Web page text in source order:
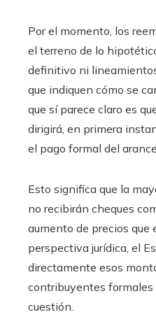
Por el momento, los
el terreno de lo
definitivo ni
que indiquen cómo se
que sí parece claro es
dirigirá, en primera
el pago formal del
Esto significa que la
no recibirán cheques
aumento de precios que
perspectiva jurídica, el
directamente esos
contribuyentes formales
cuestión.